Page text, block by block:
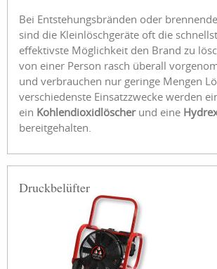
Bei Entstehungsbränden oder
sind die Kleinlöschgeräte oft die
effektivste Möglichkeit den Brand zu
von einer Person rasch überall
und verbrauchen nur geringe Mengen
verschiedenste Einsatzzwecke werden
ein Kohlendioxidlöscherund eine
bereitgehalten.
Druckbelüfter